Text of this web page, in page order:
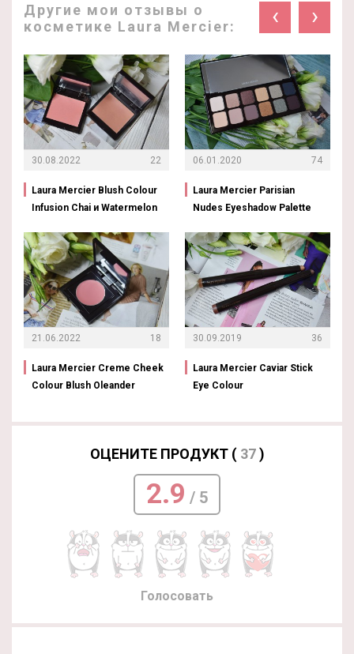
Другие мои отзывы о
косметике Laura Mercier:
‹ ›
30.08.2022 22
Laura Mercier Blush Colour
Infusion Chai и Watermelon
21.06.2022 18
Laura Mercier Creme Cheek
Colour Blush Oleander
06.01.2020 74
Laura Mercier Parisian
Nudes Eyeshadow Palette
30.09.2019 36
Laura Mercier Caviar Stick
Eye Colour
ОЦЕНИТЕ ПРОДУКТ ( 37)
2.9 / 5
Голосовать